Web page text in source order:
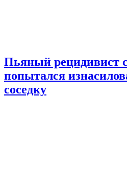
Пьяный рецидивист
попытался
соседку